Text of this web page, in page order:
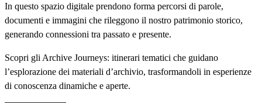
In questo spazio digitale prendono forma percorsi di parole,
documenti e immagini che rileggono il nostro patrimonio storico,
generando connessioni tra passato e presente.
Scopri gli Archive Journeys: itinerari tematici che guidano
l’esplorazione dei materiali d’archivio, trasformandoli in esperienze
di conoscenza dinamiche e aperte.